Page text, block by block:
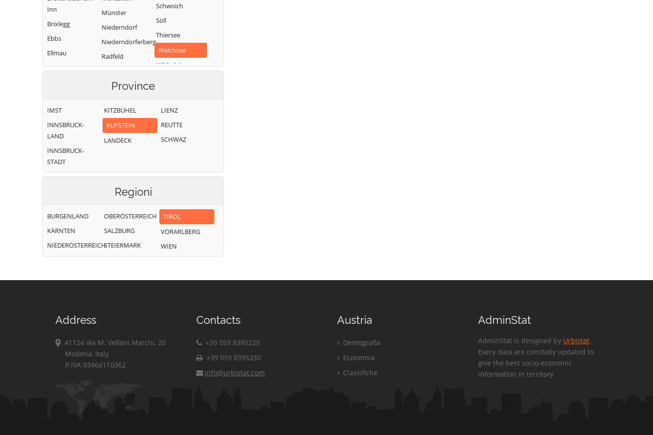
Inn
Brixlegg
Ebbs
Ellmau
Erl
Münster
Niederndorf
Niederndorferberg
Radfeld
Schwoich
Söll
Thiersee
Walchsee
Wildschönau
Province
IMST
INNSBRUCK-
LAND
INNSBRUCK-
STADT
KITZBÜHEL
KUFSTEIN
LANDECK
LIENZ
REUTTE
SCHWAZ
Regioni
BURGENLAND
KÄRNTEN
NIEDERÖSTERREICH
OBERÖSTERREICH
SALZBURG
STEIERMARK
TIROL
VORARLBERG
WIEN
Address
41124 Via M. Vellani Marchi, 20
Modena, Italy
P.IVA 03466110362
Contacts
+39 059 8395229
+39 059 8395230
info@urbistat.com
Austria
Demografia
Economia
Classifiche
AdminStat
AdminStat is designed by Urbistat.
Every data are constatly updated to
give the best socio-economic
information in territory.